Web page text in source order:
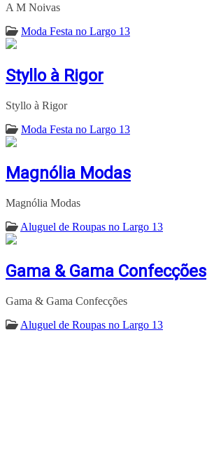
A M Noivas
Moda Festa no Largo 13
Styllo à Rigor
Styllo à Rigor
Moda Festa no Largo 13
Magnólia Modas
Magnólia Modas
Aluguel de Roupas no Largo 13
Gama & Gama Confecções
Gama & Gama Confecções
Aluguel de Roupas no Largo 13